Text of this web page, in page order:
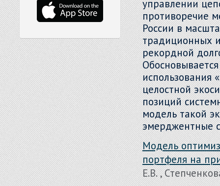
управлении
противоречие
России в
традиционных
рекордной
использования
целостной
позиций
модель такой
эмерджентные
Модель
портфеля на
Е.В. ,